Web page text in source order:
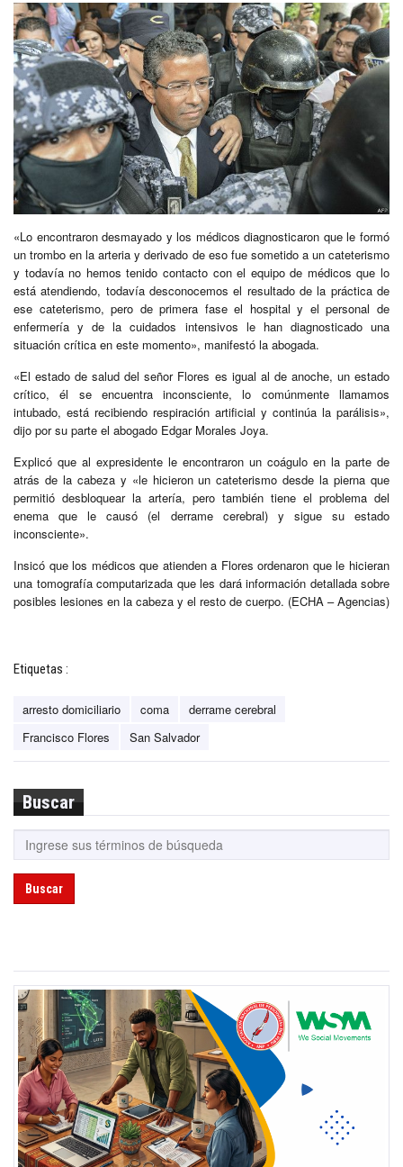
«Lo encontraron desmayado y los médicos diagnosticaron que le formó
un trombo en la arteria y derivado de eso fue sometido a un cateterismo
y todavía no hemos tenido contacto con el equipo de médicos que lo
está atendiendo, todavía desconocemos el resultado de la práctica de
ese cateterismo, pero de primera fase el hospital y el personal de
enfermería y de la cuidados intensivos le han diagnosticado una
situación crítica en este momento», manifestó la abogada.
«El estado de salud del señor Flores es igual al de anoche, un estado
crítico, él se encuentra inconsciente, lo comúnmente llamamos
intubado, está recibiendo respiración artificial y continúa la parálisis»,
dijo por su parte el abogado Edgar Morales Joya.
Explicó que al expresidente le encontraron un coágulo en la parte de
atrás de la cabeza y «le hicieron un cateterismo desde la pierna que
permitió desbloquear la artería, pero también tiene el problema del
enema que le causó (el derrame cerebral) y sigue su estado
inconsciente».
Insicó que los médicos que atienden a Flores ordenaron que le hicieran
una tomografía computarizada que les dará información detallada sobre
posibles lesiones en la cabeza y el resto de cuerpo. (ECHA – Agencias)
Etiquetas :
arresto domiciliario coma
derrame cerebral
Francisco Flores
San Salvador
Buscar
Buscar